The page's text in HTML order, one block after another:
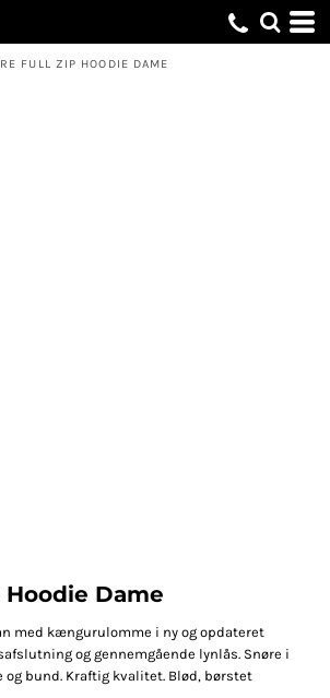
FULL ZIP HOODIE DAME
Dame
med kængurulomme i ny og opdateret
og gennemgående lynlås. Snøre i
bund. Kraftig kvalitet. Blød, børstet